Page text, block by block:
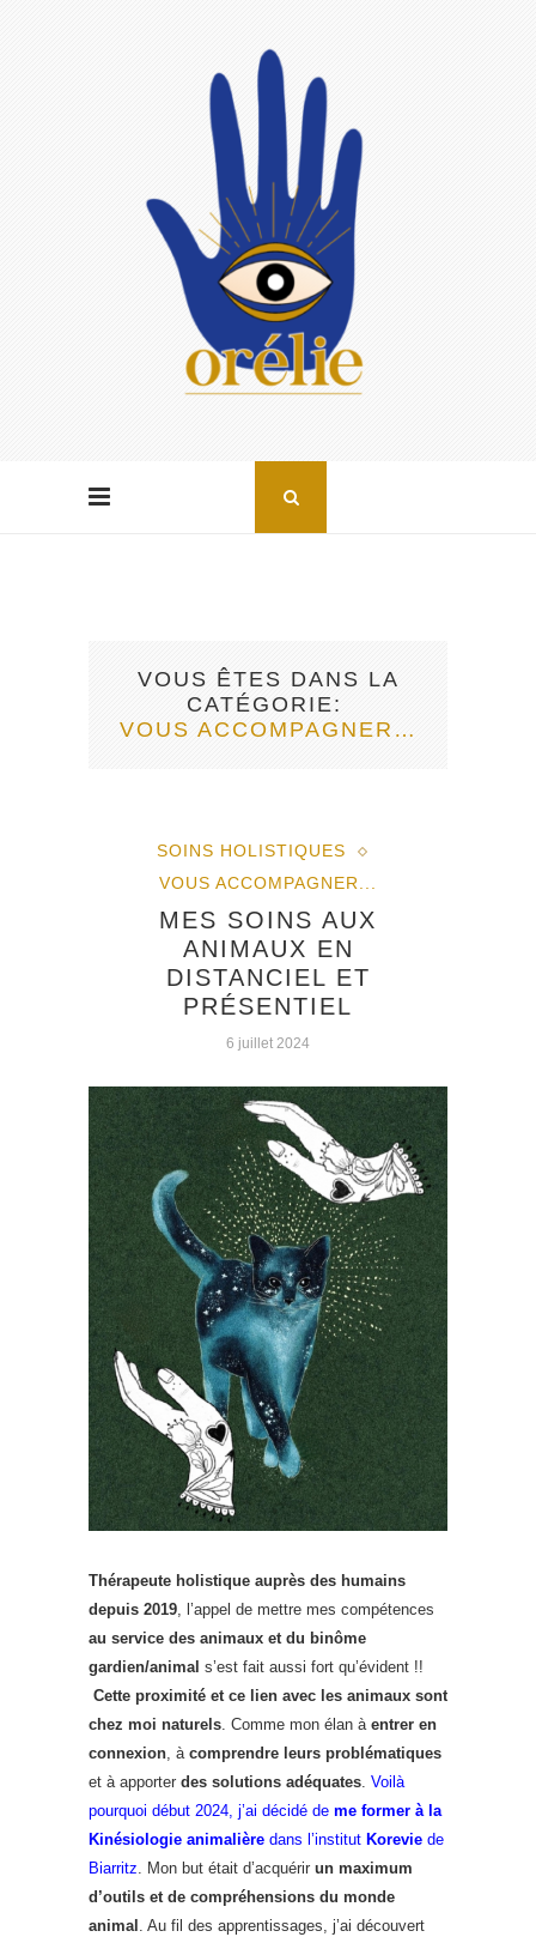
VOUS ÊTES DANS LA
CATÉGORIE
VOUS ACCOMPAGNER…
SOINS HOLISTIQUES
VOUS ACCOMPAGNER...
MES SOINS AUX
ANIMAUX EN
DISTANCIEL ET
PRÉSENTIEL
6 juillet 2024
Thérapeute holistique auprès des humains
depuis 2019, l’appel de mettre mes compétences
au service des animaux et du binôme
gardien/animal s’est fait aussi fort qu’évident !!
Cette proximité et ce lien avec les animaux sont
chez moi naturels. Comme mon élan à entrer en
connexion, à comprendre leurs problématiques
et à apporter des solutions adéquates. Voilà
pourquoi début 2024, j’ai décidé de me former à la
Kinésiologie animalière dans l’institut Korevie de
Biarritz. Mon but était d’acquérir un maximum
d’outils et de compréhensions du monde
animal . Au fil des apprentissages, j’ai découvert